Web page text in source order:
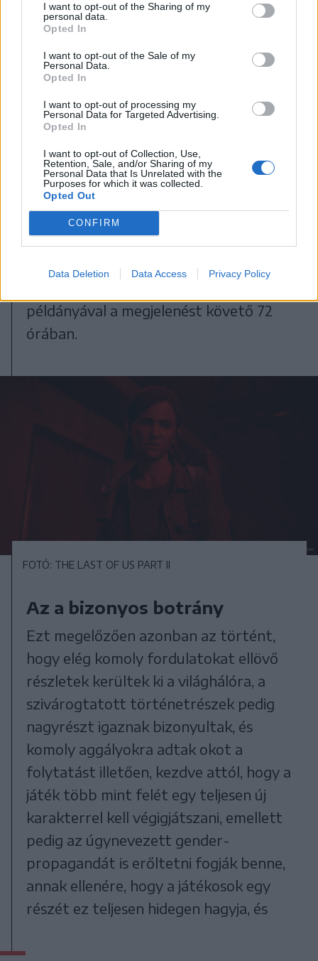
I want to opt-out of the Sharing of my
personal data.
Opted In
I want to opt-out of the Sale of my
Personal Data.
Opted In
I want to opt-out of processing my
Personal Data for Targeted Advertising.
Opted In
I want to opt-out of Collection, Use,
Retention, Sale, and/or Sharing of my
Personal Data that Is Unrelated with the
Purposes for which it was collected.
Opted Out
CONFIRM
Data Deletion Data Access Privacy Policy
több mint hét évet kellett várni a
folytatásra, ráadásul a megjelenés előtt
nem sokkal még egy botrány is
kirobbant a játék második része
kapcsán, ami egyáltalán nem tett jót a
produktum későbbi megítélésének a
játékosok részéről. Végül mégis a stúdió
járt jól (anyagilag mindenképp), hiszen a
játék második része, a június 19-én
megjelent The Last of Us Part II az
eddigi leggyorsabban fogyó
Playstation-exkluzív játék lett a maga
példányával a megjelenést követő 72
órában.
FOTÓ: THE LAST OF US PART II
Az a bizonyos botrány
Ezt megelőzően azonban az történt,
hogy elég komoly fordulatokat ellövő
részletek kerültek ki a világhálóra, a
szivárogtatott történetrészek pedig
nagyrészt igaznak bizonyultak, és
komoly aggályokra adtak okot a
folytatást illetően, kezdve attól, hogy a
játék több mint felét egy teljesen új
karakterrel kell végigjátszani, emellett
pedig az úgynevezett gender-
propagandát is erőltetni fogják benne,
annak ellenére, hogy a játékosok egy
részét ez teljesen hidegen hagyja, és